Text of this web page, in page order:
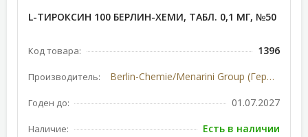
L-ТИРОКСИН 100 БЕРЛИН-ХЕМИ, ТАБЛ. 0,1 МГ, №50
Код товара: 1396
Производитель: Berlin-Chemie/Menarini Group (Германия)
Годен до: 01.07.2027
Наличие:
Есть в наличии